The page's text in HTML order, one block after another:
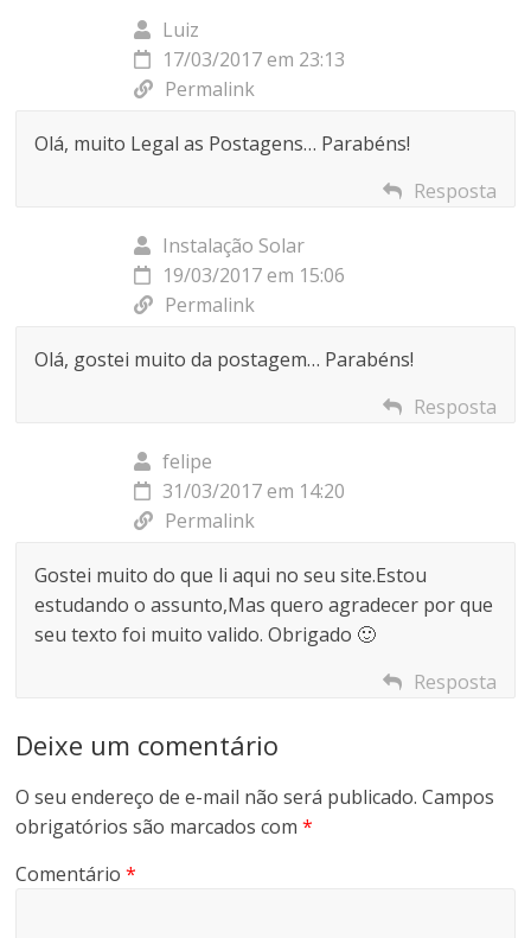
Luiz
17/03/2017 em 23:13
Permalink
Olá, muito Legal as Postagens… Parabéns!
Resposta
Instalação Solar
19/03/2017 em 15:06
Permalink
Olá, gostei muito da postagem… Parabéns!
Resposta
felipe
31/03/2017 em 14:20
Permalink
Gostei muito do que li aqui no seu site.Estou
estudando o assunto,Mas quero agradecer por que
seu texto foi muito valido. Obrigado 🙂
Resposta
Deixe um comentário
O seu endereço de e-mail não será publicado. Campos
obrigatórios são marcados com*
Comentário*